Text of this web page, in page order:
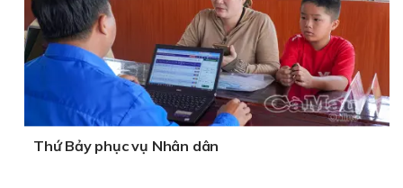
Thứ Bảy phục vụ Nhân dân